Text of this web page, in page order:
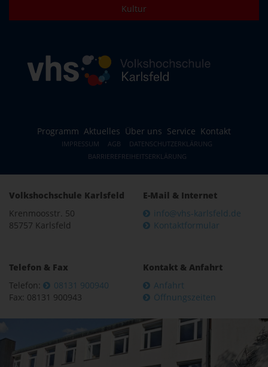
Kultur
Programm Aktuelles Über uns Service Kontakt
IMPRESSUM AGB
DATENSCHUTZERKLÄRUNG
BARRIEREFREIHEITSERKLÄRUNG
Volkshochschule Karlsfeld
Krenmoosstr. 50
85757 Karlsfeld
E-Mail & Internet
info@vhs-karlsfeld.de
Kontaktformular
Telefon & Fax
Telefon:
08131 900940
Fax: 08131 900943
Kontakt & Anfahrt
Anfahrt
Öffnungszeiten